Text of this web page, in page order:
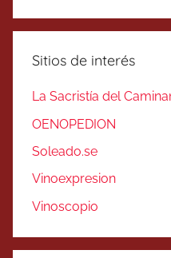
Sitios de interés
La Sacristía del
OENOPEDION
Soleado.se
Vinoexpresion
Vinoscopio